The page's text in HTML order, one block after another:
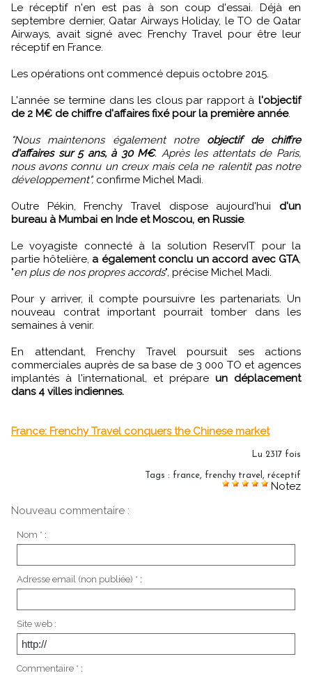
Le réceptif n'en est pas à son coup d'essai. Déjà en
septembre dernier, Qatar Airways Holiday, le TO de Qatar
Airways, avait signé avec Frenchy Travel pour être leur
réceptif en France.
Les opérations ont commencé depuis octobre 2015.
L'année se termine dans les clous par rapport à l'objectif
de 2 M€ de chiffre d'affaires fixé pour la première année.
"Nous maintenons également notre objectif de chiffre
d'affaires sur 5 ans, à 30 M€. Après les attentats de Paris,
nous avons connu un creux mais cela ne ralentit pas notre
développement", confirme Michel Madi.
Outre Pékin, Frenchy Travel dispose aujourd'hui d'un
bureau à Mumbai en Inde et Moscou, en Russie.
Le voyagiste connecté à la solution ReservIT pour la
partie hôtelière, a également conclu un accord avec GTA,
"en plus de nos propres accords", précise Michel Madi.
Pour y arriver, il compte poursuivre les partenariats. Un
nouveau contrat important pourrait tomber dans les
semaines à venir.
En attendant, Frenchy Travel poursuit ses actions
commerciales auprès de sa base de 3 000 TO et agences
implantés à l'international, et prépare un déplacement
dans 4 villes indiennes.
France: Frenchy Travel conquers the Chinese market
Lu 2317 fois
Tags : france frenchy travel réceptif
Notez
Nouveau commentaire :
Nom * :
Adresse email (non publiée) * :
Site web :
Commentaire * :